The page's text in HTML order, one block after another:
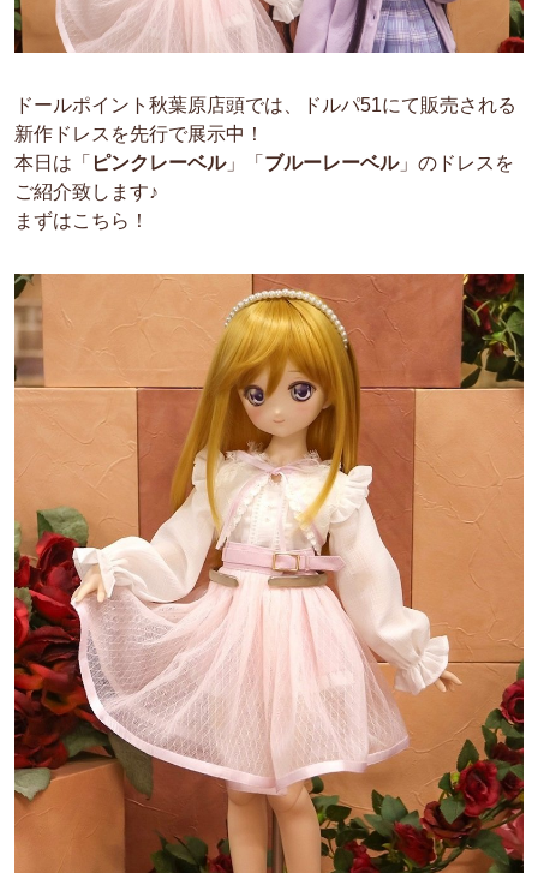
ドールポイント秋葉原店頭では、ドルパ51にて販売される
新作ドレスを先行で展示中！
本日は「 ピンクレーベル」「 ブルーレーベル」のドレスを
ご紹介致します♪
まずはこちら！